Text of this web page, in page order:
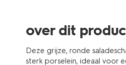
over dit
Deze grijze, ronde
sterk porselein, ideaal voor